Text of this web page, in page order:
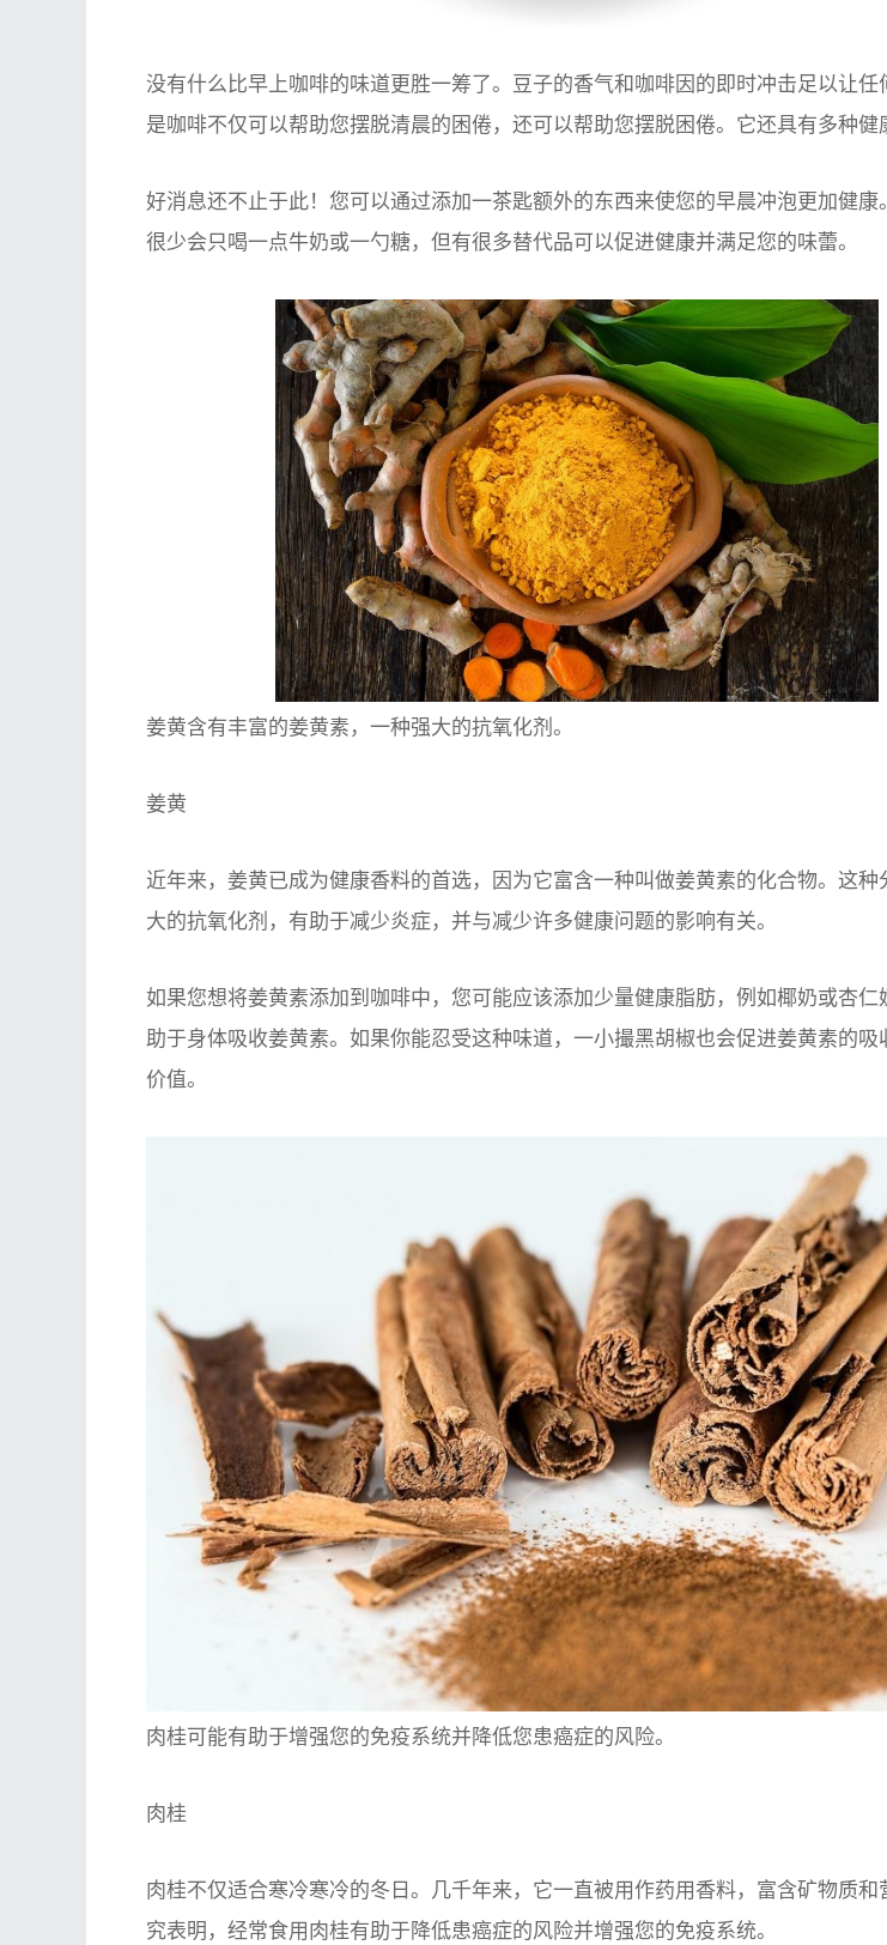
没有什么比早上咖啡的味道更胜一筹了。豆子的香气和咖啡因的即时冲击足以让任
是咖啡不仅可以帮助您摆脱清晨的困倦，还可以帮助您摆脱困倦。它还具有多种健
好消息还不止于此！您可以通过添加一茶匙额外的东西来使您的早晨冲泡更加健康
很少会只喝一点牛奶或一勺糖，但有很多替代品可以促进健康并满足您的味蕾。
姜黄含有丰富的姜黄素，一种强大的抗氧化剂。
姜黄
近年来，姜黄已成为健康香料的首选，因为它富含一种叫做姜黄素的化合物。这种
大的抗氧化剂，有助于减少炎症，并与减少许多健康问题的影响有关。
如果您想将姜黄素添加到咖啡中，您可能应该添加少量健康脂肪，例如椰奶或杏仁
助于身体吸收姜黄素。如果你能忍受这种味道，一小撮黑胡椒也会促进姜黄素的吸
价值。
肉桂可能有助于增强您的免疫系统并降低您患癌症的风险。
肉桂
肉桂不仅适合寒冷寒冷的冬日。几千年来，它一直被用作药用香料，富含矿物质和
究表明，经常食用肉桂有助于降低患癌症的风险并增强您的免疫系统。